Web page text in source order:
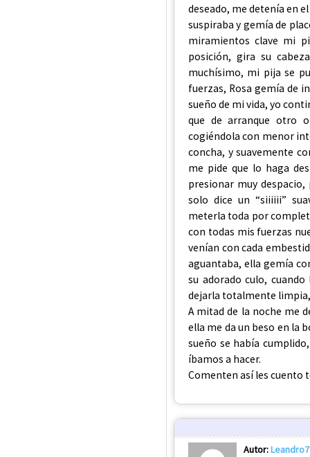
deseado, me detenía en
suspiraba y gemía de
miramientos clave mi
posición, gira su
muchísimo, mi pija se
fuerzas, Rosa gemía de
sueño de mi vida, yo
que de arranque otro
cogiéndola con menor
concha, y suavemente
me pide que lo haga
presionar muy
solo dice un “siiiiii”
meterla toda por
con todas mis fuerzas
venían con cada
aguantaba, ella gemía
su adorado culo,
dejarla totalmente
A mitad de la noche me
ella me da un beso en la
sueño se había
íbamos a hacer.
Comenten así les cuento
Autor: